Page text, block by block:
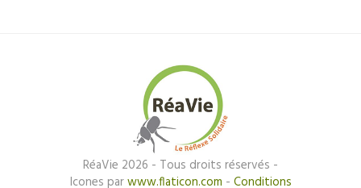
RéaVie 2026 - Tous droits réservés -
Icones parwww.flaticon.com - Conditions